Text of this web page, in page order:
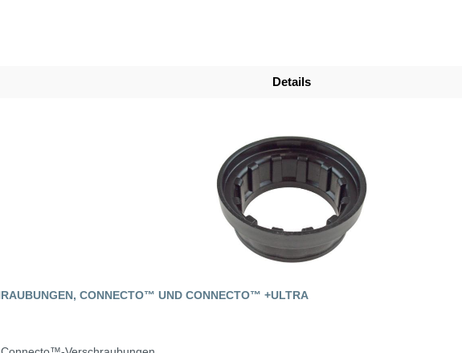
Details
CONNECTO™ UND CONNECTO™ +ULTRA